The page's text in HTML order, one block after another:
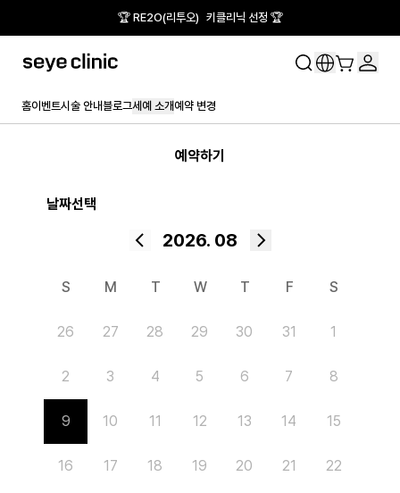
🏆 RE2O(리투오) 키클리닉 선정 🏆
홈이벤트시술 안내블로그세예 소개 예약 변경
예약하기
August 2026
날짜선택
2026. 08
S M T W T F S
26 27 28 29 30 31 1
2 3 4 5 6 7 8
9 10 11 12 13 14 15
16 17 18 19 20 21 22